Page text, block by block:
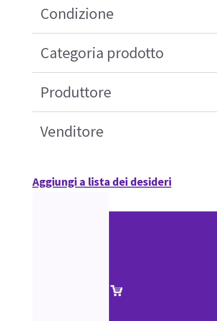
Condizione
Categoria prodotto
Produttore
Venditore
Aggiungi a lista dei desideri